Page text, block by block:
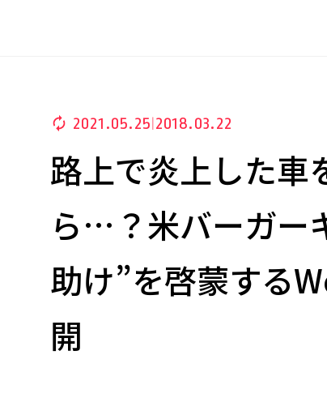
2021.05.25 2018.03.22
路上で炎上した車
ら…？米バーガー
助け”を啓蒙する
開